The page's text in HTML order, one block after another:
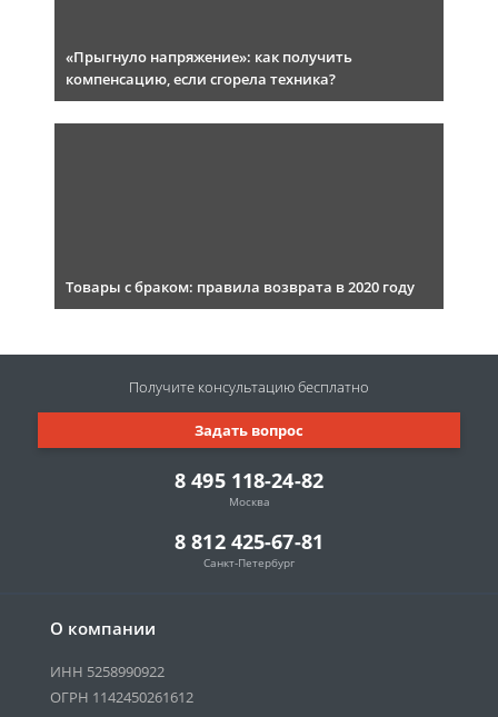
«Прыгнуло напряжение»: как получить
компенсацию, если сгорела техника?
Товары с браком: правила возврата в 2020 году
О компании
ИНН 5258990922
ОГРН 1142450261612
8 495 118-24-82
Москва
8 812 425-67-81
Санкт-Петербург
Задать вопрос
Получите консультациюбесплатно